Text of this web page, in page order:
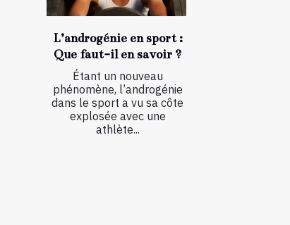
L’androgénie en sport :
Que faut-il en savoir ?
Étant un nouveau
phénomène, l’androgénie
dans le sport a vu sa côte
explosée avec une
athlète...